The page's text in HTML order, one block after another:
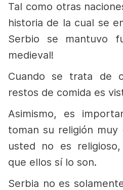
Tal como otras
historia de la cual se
Serbio se mantuvo
medieval!
Cuando se trata de
restos de comida es
Asimismo, es
toman su religión muy
usted no es
que ellos sí lo son.
Serbia no es